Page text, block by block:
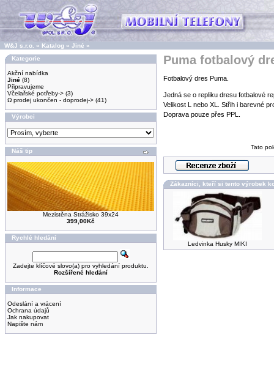
W&J s.r.o. » Katalog » Jiné »
Kategorie
Akční nabídka
Jiné (8)
Připravujeme
Včelařské potřeby-> (3)
Ω prodej ukončen - doprodej-> (41)
Výrobci
Náš tip
Mezistěna Strážisko 39x24
399,00Kč
Rychlé hledání
Zadejte klíčové slovo(a) pro vyhledání produktu.
Rozšířené hledání
Informace
Odeslání a vrácení
Ochrana údajů
Jak nakupovat
Napište nám
Puma fotbalový
Fotbalový dres Puma.
Jedná se o repliku dresu fotbalové
Velikost L nebo XL. Střih i barevné
Doprava pouze přes PPL.
Tato
Zákazníci, kteří si tento výrobek
Ledvinka Husky MIKI